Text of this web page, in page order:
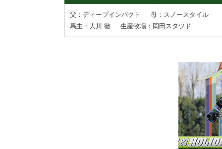
父：ディープインパクト
母：スノースタイル
馬主：大川 徹
生産牧場：岡田スタツド